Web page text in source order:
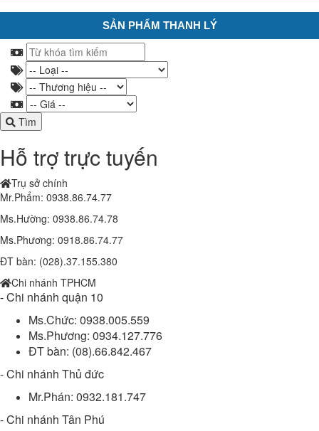
SẢN PHẨM THANH LÝ
Tìm
Hỗ trợ trực tuyến
Trụ sở chính
Mr.Phẩm: 0938.86.74.77
Ms.Hường: 0938.86.74.78
Ms.Phương: 0918.86.74.77
ĐT bàn: (028).37.155.380
Chi nhánh TPHCM
-Chi nhánh quận 10
Ms.Chức: 0938.005.559
Ms.Phương: 0934.127.776
ĐT bàn: (08).66.842.467
- Chi nhánh Thủ đức
Mr.Phán: 0932.181.747
- Chi nhánh Tân Phú
Đèn chiếc lá 100w (DL11100/2B)
1.410.000 đ1,350,000 đ
Đèn chiếc lá 150w (SPDL150/3B)